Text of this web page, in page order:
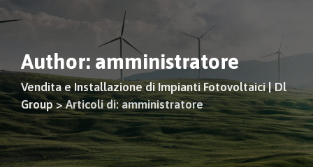
Author: amministratore
Vendita e Installazione di Impianti Fotovoltaici | Dl
Group>Articoli di: amministratore